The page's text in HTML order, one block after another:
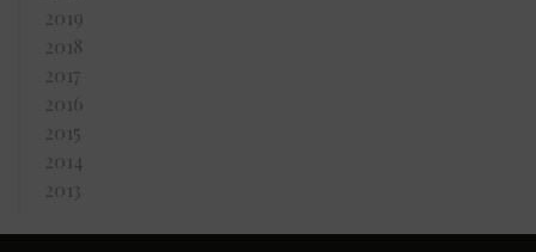
2019
2018
2017
2016
2015
2014
2013